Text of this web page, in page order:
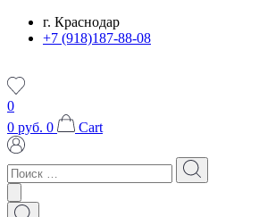
Перейтиг. Краснодар
+7 (918)187-88-08
0
0 руб. 0 Cart